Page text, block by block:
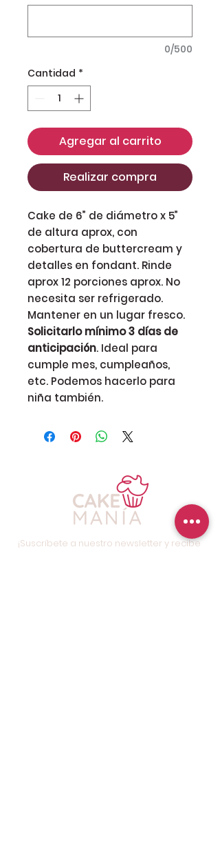
0/500
Cantidad *
Agregar al carrito
Realizar compra
Cake de 6” de diámetro x 5”
de altura aprox, con
cobertura de buttercream y
detalles en fondant. Rinde
aprox 12 porciones aprox. No
necesita ser refrigerado.
Mantener en un lugar fresco.
Solicitarlo mínimo 3 días de
anticipación. Ideal para
cumple mes, cumpleaños,
etc. Podemos hacerlo para
niña también.
¡Suscríbete a nuestro newsletter y recibe